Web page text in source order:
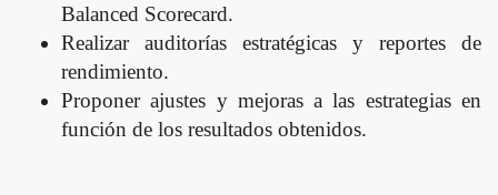
Balanced Scorecard.
Realizar auditorías estratégicas y reportes de
rendimiento.
Proponer ajustes y mejoras a las estrategias en
función de los resultados obtenidos.